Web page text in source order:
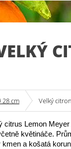
28 cm Velký
citrus Lemon
květináče.
kmen a košatá